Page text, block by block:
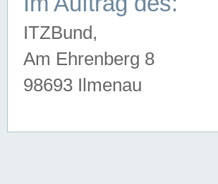
ITZBund,
Am Ehrenberg 8
98693 Ilmenau